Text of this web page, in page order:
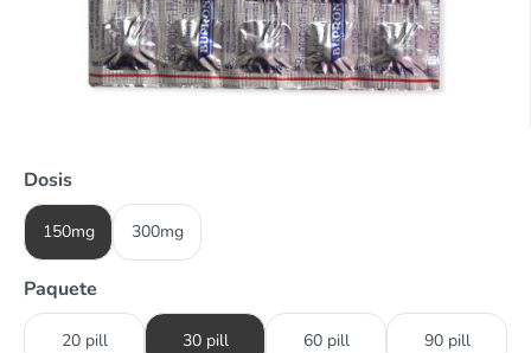
Dosis
150mg 300mg
Paquete
20 pill 30 pill 60 pill 90 pill